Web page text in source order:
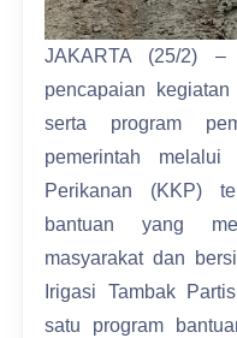
JAKARTA (25/2) –
pencapaian
serta program
pemerintah
Perikanan (KKP)
bantuan yang
masyarakat dan
Irigasi Tambak
satu program